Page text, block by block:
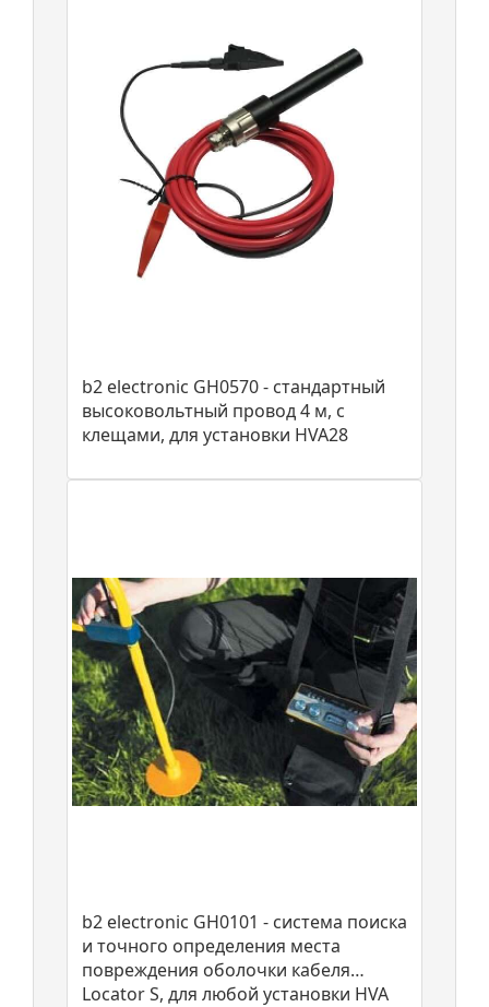
b2 electronic GH0570 - стандартный
высоковольтный провод 4 м, с
клещами, для установки HVA28
b2 electronic GH0101 - система поиска
и точного определения места
повреждения оболочки кабеля
Locator S, для любой установки HVA